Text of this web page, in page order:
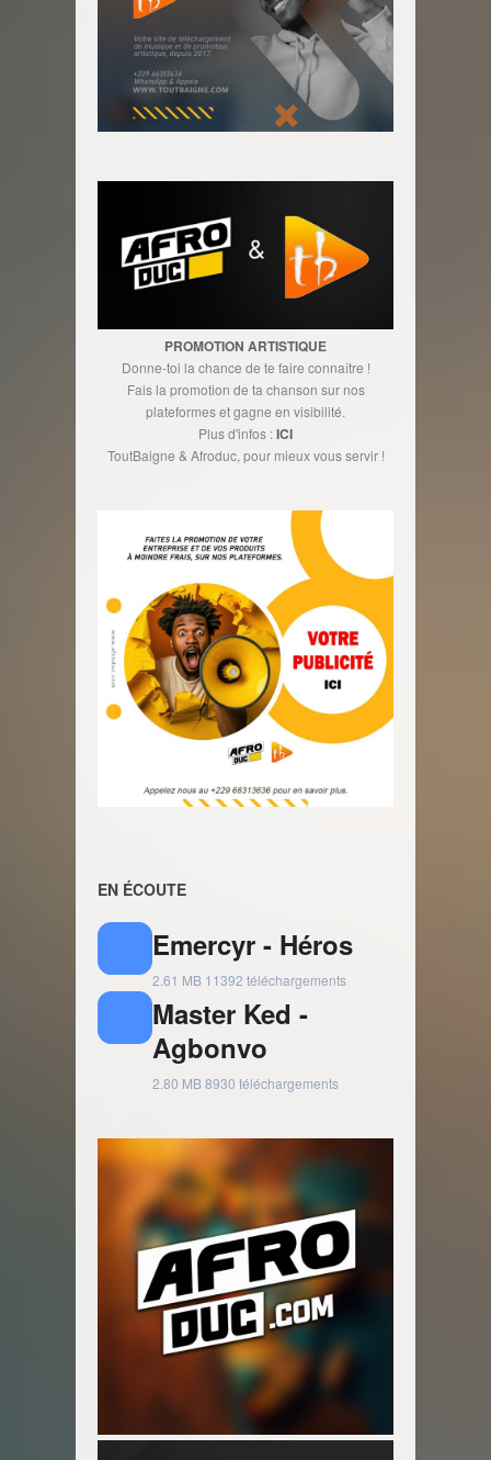
PROMOTION ARTISTIQUE
Donne-toi la chance de te faire connaître !
Fais la promotion de ta chanson sur nos
plateformes et gagne en visibilité.
Plus d'infos :ICI
ToutBaigne & Afroduc, pour mieux vous servir !
EN ÉCOUTE
Emercyr - Héros
2.61 MB 11392 téléchargements
Master Ked -
Agbonvo
2.80 MB8930 téléchargements